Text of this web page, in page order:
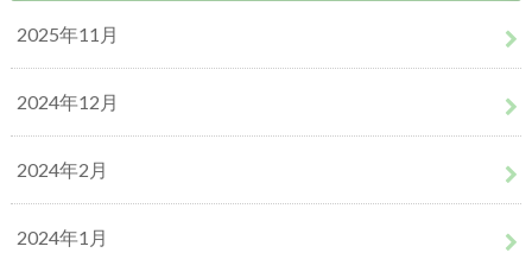
2025年11月
2024年12月
2024年2月
2024年1月